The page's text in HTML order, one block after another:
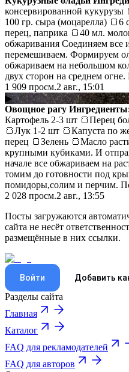
консервированной
100 гр. сыра (моцарелла) 🍞6
перец, паприка 🍞40 мл.
обжаривания Соединяем все
перемешиваем. Формируем
обжариваем на небольшом
двух сторон на среднем
1 909 просм.2 авг., 15:01
▶
Овощное рагу
Картофель 2-3 шт 🍞Перец
🍞Лук 1-2 шт 🍞Капуста по
перец 🍞Зелень 🍞Масло
крупными кубиками. И
начале все обжариваем на
томим до готовности под
помидоры,солим и перчим.
2 028 просм.2 авг., 13:55
Посты загружаются
сайта не несёт
размещённые в них ссылки.
Войти Добавить
Разделы сайта
Главная
Каталог
FAQ для рекламодателей
FAQ для авторов